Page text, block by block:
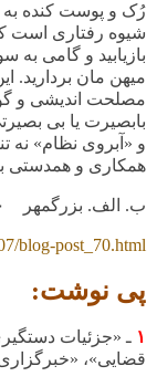
رُک و پوست کنده به
شیوه رفتاری است
بازیابید و گامی
میهن مان بردارید.
مصلحت اندیشی و
بابصیرت یا بی
و «آبروی نظام» نه
همکاری و همدستی
ب. الف. بزرگمهر ۳۰ تیر ماه
blog-post_70.html
پی نوشت:
۱ ـ «جزئیات
قضایی»، «خبرگزاری